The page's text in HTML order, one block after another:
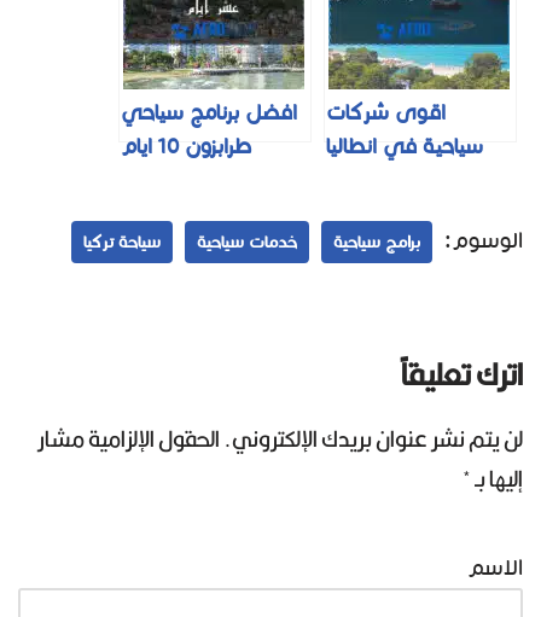
اقوى شركات
سياحية في انطاليا
افضل برنامج سياحي
طرابزون 10 ايام
الوسوم:
برامج سياحية خدمات سياحية سياحة تركيا
اترك تعليقاً
لن يتم نشر عنوان بريدك الإلكتروني.الحقول الإلزامية مشار
إليها بـ*
الاسم